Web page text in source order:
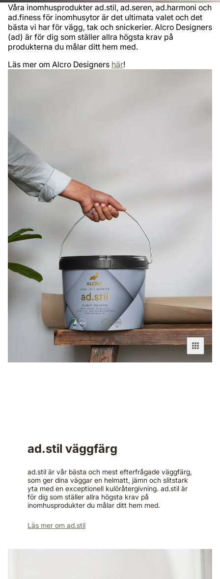
​Våra inomhusprodukter ad.stil, ad.seren, ad.harmoni och
ad.finess för inomhusytor är det ultimata valet och det
bästa vi har för vägg, tak och snickerier. Alcro Designers
(ad) är för dig som ställer allra högsta krav på
produkterna du målar ditt hem med.
Läs mer om Alcro Designers här!
ad.stil väggfärg
ad.stil är vår bästa och mest efterfrågade väggfärg,
som ger dina väggar en helmatt, jämn och slitstark
yta med en exceptionell kulöråtergivning.​ ad.stil är
för dig som ställer allra högsta krav på
inomhusprodukter du målar ditt hem med.​
Läs mer om ad.stil